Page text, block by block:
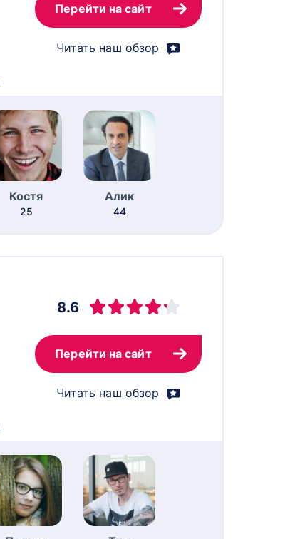
Перейти на сайт
Читать наш обзор
Костя
25
Алик
44
8.6
Перейти на сайт
Читать наш обзор